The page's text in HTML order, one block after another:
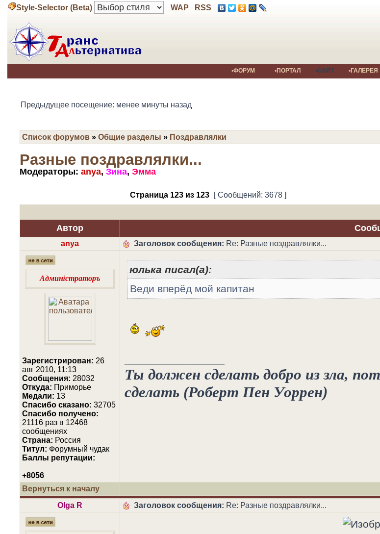
Style-Selector (Beta) WAP RSS
•ФОРУМ •ПОРТАЛ •САЙТ •ГАЛЕРЕЯ
Предыдущее посещение: менее минуты назад
Список форумов » Общие разделы » Поздравлялки
Разные поздравлялки...
Модераторы: anya, Зина, Эмма
Страница 123 из 123 [ Сообщений: 3678 ]
Автор
anya Заголовок сообщения: Re: Разные поздравлялки...
Админiстраторъ
Зарегистрирован: 26
авг 2010, 11:13
Сообщения: 28032
Откуда: Приморье
Медали: 13
Cпасибо сказано: 32705
Спасибо получено:
21116 раз в 12468
сообщениях
Страна: Россия
Титул: Форумный чудак
Баллы репутации:
+8056
юлька писал(а):
Веди вперёд мой капитан
Ты должен сделать добро из зла,
сделать (Роберт Пен Уоррен)
Вернуться к началу
Olga R
Заголовок сообщения: Re: Разные поздравлялки...